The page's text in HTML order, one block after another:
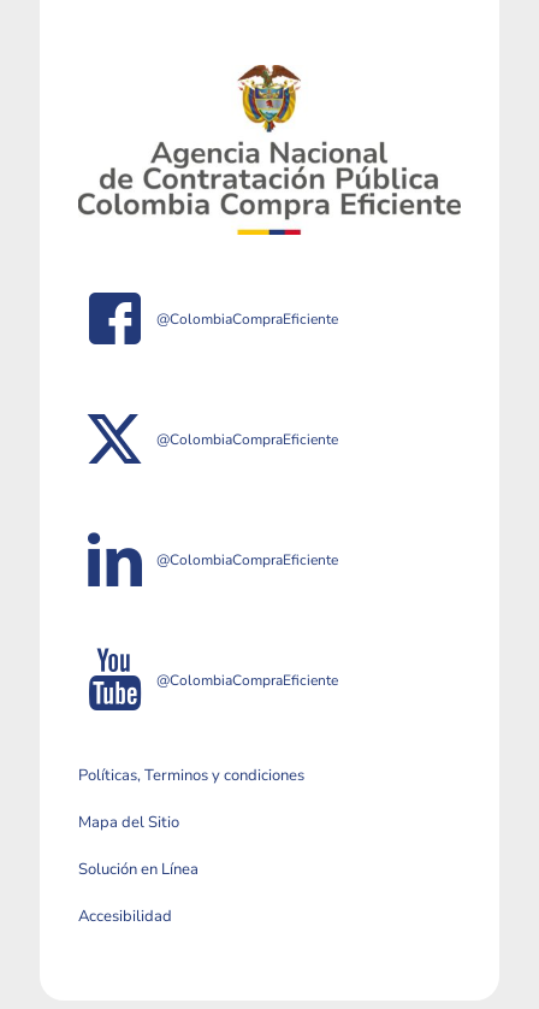
@ColombiaCompraEficiente
@ColombiaCompraEficiente
@ColombiaCompraEficiente
@ColombiaCompraEficiente
Políticas, Terminos y condiciones
Mapa del Sitio
Solución en Línea
Accesibilidad